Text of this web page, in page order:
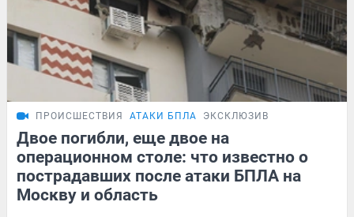
ПРОИСШЕСТВИЯ АТАКИ БПЛА ЭКСКЛЮЗИВ
Двое погибли, еще двое на
операционном столе: что известно о
пострадавших после атаки БПЛА на
Москву и область